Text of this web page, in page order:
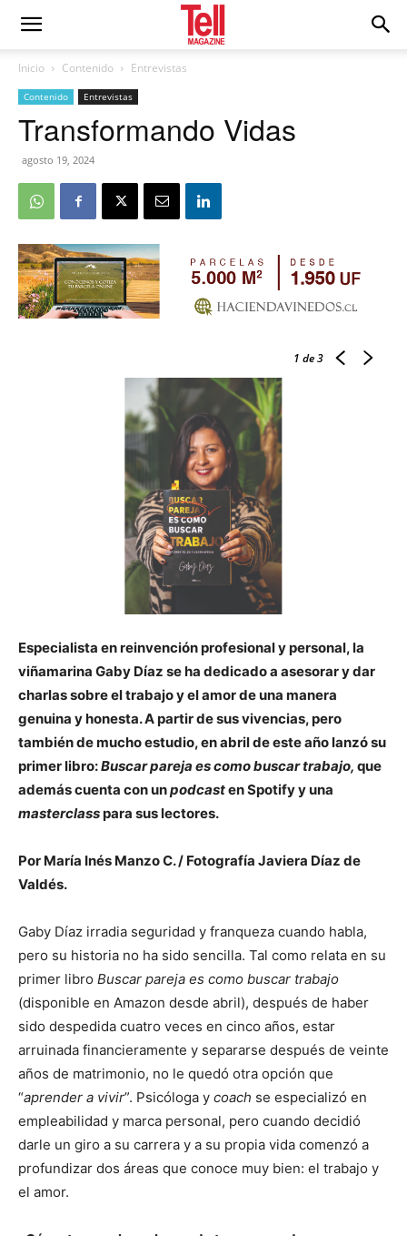
Inicio Contenido Entrevistas
Contenido Entrevistas
Transformando Vidas
agosto 19, 2024
1 de 3
Especialista en reinvención profesional y personal, la
viñamarina Gaby Díaz se ha dedicado a asesorar y dar
charlas sobre el trabajo y el amor de una manera
genuina y honesta. A partir de sus vivencias, pero
también de mucho estudio, en abril de este año lanzó su
primer libro:Buscar pareja es como buscar trabajo, que
además cuenta con unpodcasten Spotify y una
masterclasspara sus lectores.
Por María Inés Manzo C. / Fotografía Javiera Díaz de
Valdés.
Gaby Díaz irradia seguridad y franqueza cuando habla,
pero su historia no ha sido sencilla. Tal como relata en su
primer libro Buscar pareja es como buscar trabajo
(disponible en Amazon desde abril), después de haber
sido despedida cuatro veces en cinco años, estar
arruinada financieramente y separarse después de veinte
años de matrimonio, no le quedó otra opción que
“aprender a vivir”. Psicóloga y coach se especializó en
empleabilidad y marca personal, pero cuando decidió
darle un giro a su carrera y a su propia vida comenzó a
profundizar dos áreas que conoce muy bien: el trabajo y
el amor.